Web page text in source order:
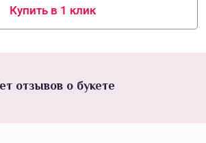
Купить в 1 клик
отзывов о букете